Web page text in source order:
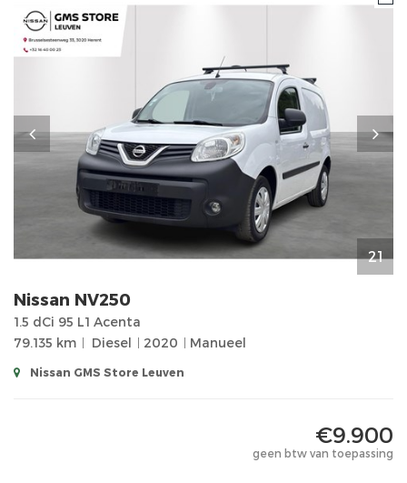
21
Nissan NV250
1.5 dCi 95 L1 Acenta
79.135 km
Diesel 2020 Manueel
Nissan GMS Store Leuven
€9.900
geen btw van toepassing